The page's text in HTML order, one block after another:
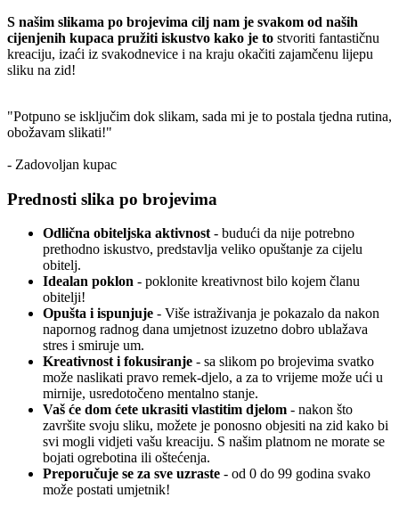
S našim slikama po brojevima cilj nam je svakom od naših
cijenjenih kupaca pružiti iskustvo kako je to stvoriti fantastičnu
kreaciju, izaći iz svakodnevice i na kraju okačiti zajamčenu lijepu
sliku na zid!
"Potpuno se isključim dok slikam, sada mi je to postala tjedna rutina,
obožavam slikati!"
- Zadovoljan kupac
Prednosti slika po brojevima
Odlična obiteljska aktivnost- budući da nije potrebno
prethodno iskustvo, predstavlja veliko opuštanje za cijelu
obitelj.
Idealan poklon - poklonite kreativnost bilo kojem članu
obitelji!
Opušta i ispunjuje - Više istraživanja je pokazalo da nakon
napornog radnog dana umjetnost izuzetno dobro ublažava
stres i smiruje um.
Kreativnost i fokusiranje - sa slikom po brojevima svatko
može naslikati pravo remek-djelo, a za to vrijeme može ući u
mirnije, usredotočeno mentalno stanje.
Vaš će dom ćete ukrasiti vlastitim djelom - nakon što
završite svoju sliku, možete je ponosno objesiti na zid kako bi
svi mogli vidjeti vašu kreaciju. S našim platnom ne morate se
bojati ogrebotina ili oštećenja.
Preporučuje se za sve uzraste - od 0 do 99 godina svako
može postati umjetnik!